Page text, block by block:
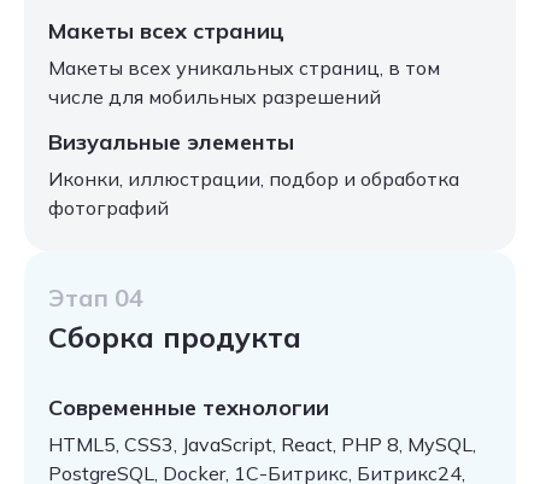
Макеты всех страниц
Макеты всех уникальных страниц, в том
числе для мобильных разрешений
Визуальные элементы
Иконки, иллюстрации, подбор и обработка
фотографий
Этап 04
Сборка продукта
Современные технологии
HTML5, CSS3, JavaScript, React, PHP 8, MySQL,
PostgreSQL, Docker, 1С-Битрикс, Битрикс24,